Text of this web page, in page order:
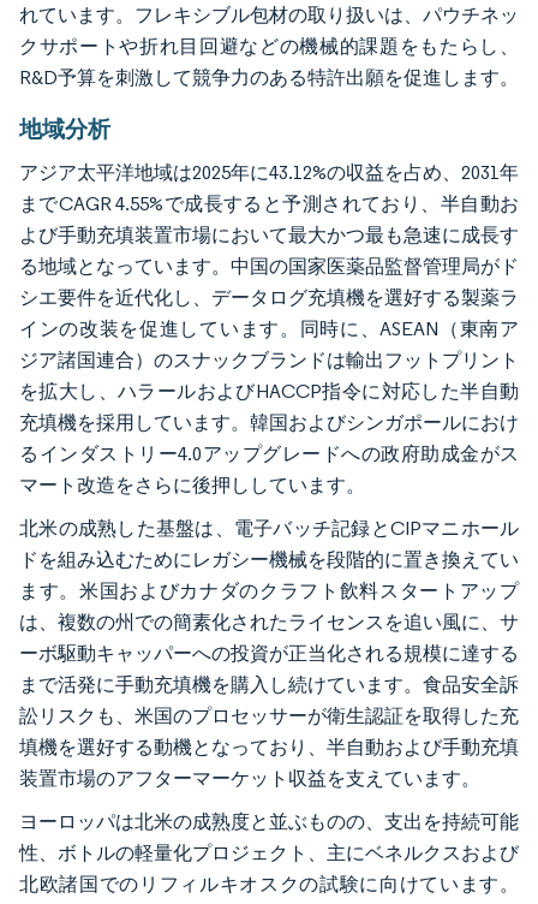
れています。フレキシブル包材の取り扱いは、パウチネッ
クサポートや折れ目回避などの機械的課題をもたらし、
R&D予算を刺激して競争力のある特許出願を促進します。
地域分析
アジア太平洋地域は2025年に43.12%の収益を占め、2031年
までCAGR 4.55%で成長すると予測されており、半自動お
よび手動充填装置市場において最大かつ最も急速に成長す
る地域となっています。中国の国家医薬品監督管理局がド
シエ要件を近代化し、データログ充填機を選好する製薬ラ
インの改装を促進しています。同時に、ASEAN（東南ア
ジア諸国連合）のスナックブランドは輸出フットプリント
を拡大し、ハラールおよびHACCP指令に対応した半自動
充填機を採用しています。韓国およびシンガポールにおけ
るインダストリー4.0アップグレードへの政府助成金がス
マート改造をさらに後押ししています。
北米の成熟した基盤は、電子バッチ記録とCIPマニホール
ドを組み込むためにレガシー機械を段階的に置き換えてい
ます。米国およびカナダのクラフト飲料スタートアップ
は、複数の州での簡素化されたライセンスを追い風に、サ
ーボ駆動キャッパーへの投資が正当化される規模に達する
まで活発に手動充填機を購入し続けています。食品安全訴
訟リスクも、米国のプロセッサーが衛生認証を取得した充
填機を選好する動機となっており、半自動および手動充填
装置市場のアフターマーケット収益を支えています。
ヨーロッパは北米の成熟度と並ぶものの、支出を持続可能
性、ボトルの軽量化プロジェクト、主にベネルクスおよび
北欧諸国でのリフィルキオスクの試験に向けています。